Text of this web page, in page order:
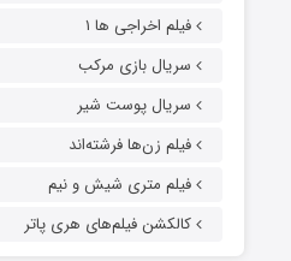
فیلم اخراجی ها ۱
سریال بازی مرکب
سریال پوست شیر
فیلم زن‌ها فرشته‌اند
فیلم متری شیش و نیم
کالکشن فیلم‌های هری پاتر